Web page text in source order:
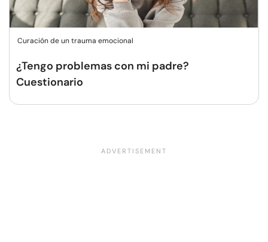
Curación de un trauma emocional
¿Tengo problemas con mi padre?
Cuestionario